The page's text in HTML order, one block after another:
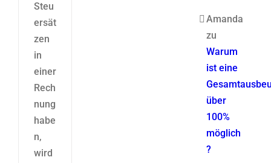
Steu
ersät
zen
in
einer
Rech
nung
habe
n,
wird
Amanda
zu
Warum
ist eine
über
100%
möglich
?